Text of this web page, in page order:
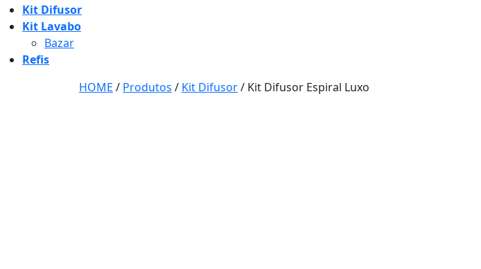
Kit Difusor
Kit Lavabo
Bazar
Refis
HOME / Produtos / Kit Difusor/ Kit Difusor Espiral Luxo